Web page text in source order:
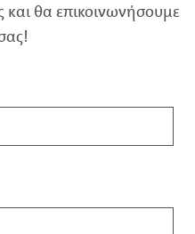
και θα επικοινωνήσουμε